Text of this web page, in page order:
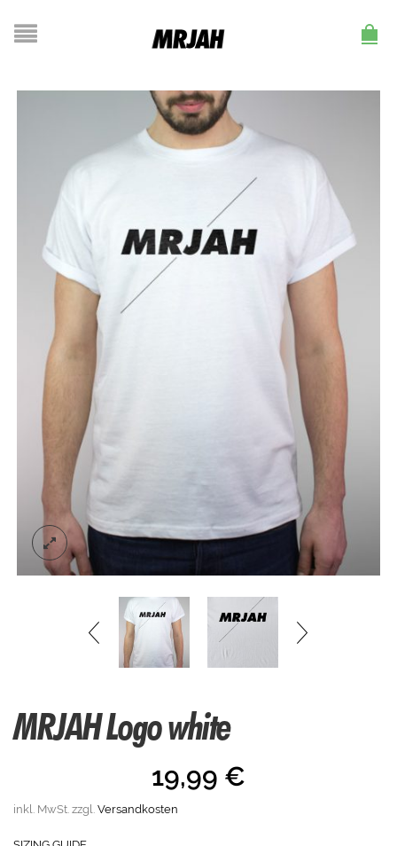
MRJAH Logo white
19,99 €
inkl. MwSt. zzgl. Versandkosten